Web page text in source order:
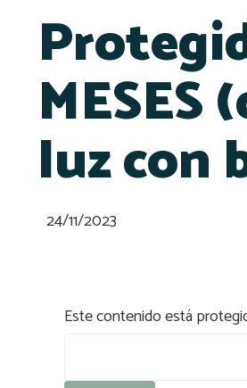
MESES
luz con
24/11/2023
Este contenido está